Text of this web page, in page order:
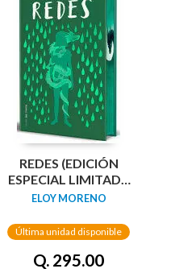
REDES (EDICIÓN
ESPECIAL LIMITADA
GUARDAS DRAGÓN)
ELOY MORENO
Última unidad disponible
Q. 295.00